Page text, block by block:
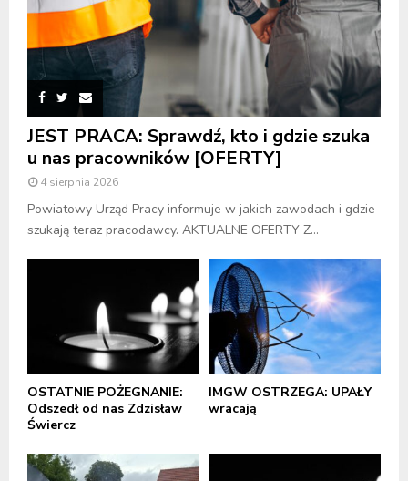
JEST PRACA: Sprawdź, kto i gdzie szuka
u nas pracowników [OFERTY]
4 sierpnia 2026
Powiatowy Urząd Pracy informuje w jakich zawodach i gdzie
szukają teraz pracodawcy. AKTUALNE OFERTY Z...
OSTATNIE POŻEGNANIE:
Odszedł od nas Zdzisław
Świercz
IMGW OSTRZEGA: UPAŁY
wracają